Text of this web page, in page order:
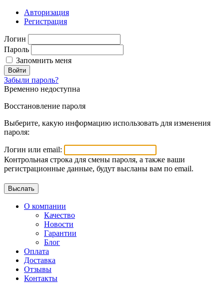
Авторизация
Регистрация
Логин
Пароль
Запомнить меня
Войти
Забыли пароль?
Временно недоступна
Восстановление пароля
Выберите, какую информацию использовать для изменения
пароля:
Логин или email:
Контрольная строка для смены пароля, а также ваши
регистрационные данные, будут высланы вам по email.
О компании
Качество
Новости
Гарантии
Блог
Оплата
Доставка
Отзывы
Контакты